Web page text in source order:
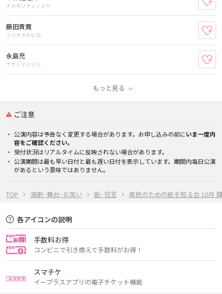
TOP 演劇･舞台･お笑い 能･狂言 県民のための能を知る会 10月
ナカモリケンノスケ
藤田貴寛
フジタタカヒロ
永島充
ナガシマミツル
もっと見る
ご注意
公演内容は予告なく変更する場合があります。お申し込みの前にいま一度内
容をご確認ください。
受付状況はリアルタイムに反映されない場合があります。
公演期間は最も早い日付と最も遅い日付を表示しています。期間内毎日公演
があるという意味ではありません。
各アイコンの説明
手数料お得
コンビニで引き換えて手数料がお得！
スマチケ
イープラスアプリの電子チケット機能